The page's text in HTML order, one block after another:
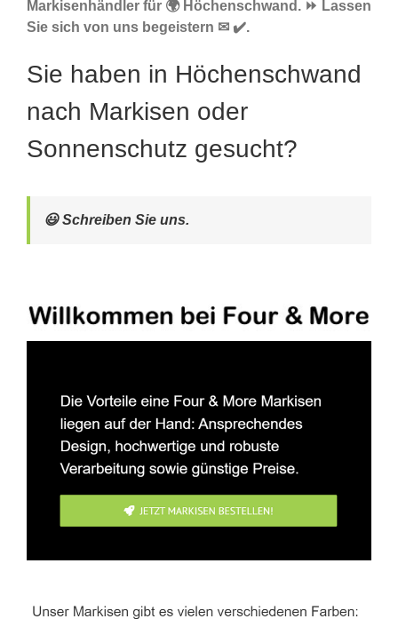
Markisenhändler für 🌍 Höchenschwand. ⏩ Lassen
Sie sich von uns begeistern ✉ ✔️.
Sie haben in Höchenschwand
nach Markisen oder
Sonnenschutz gesucht?
😃 Schreiben Sie uns.